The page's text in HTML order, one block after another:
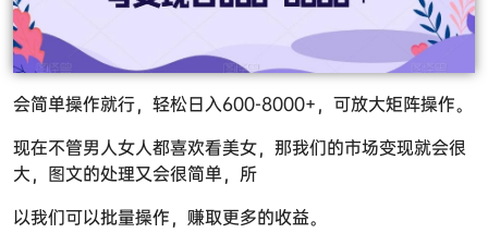
会简单操作就行，轻松日入600-8000+，可放大矩阵操作。
现在不管男人女人都喜欢看美女，那我们的市场变现就会很
大，图文的处理又会很简单，所
以我们可以批量操作，赚取更多的收益。